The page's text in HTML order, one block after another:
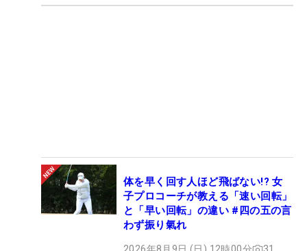
体を早く回す人ほど飛ばない!? 女
子プロコーチが教える「速い回転」
と「早い回転」の違い #四の五の言
わず振り氣れ